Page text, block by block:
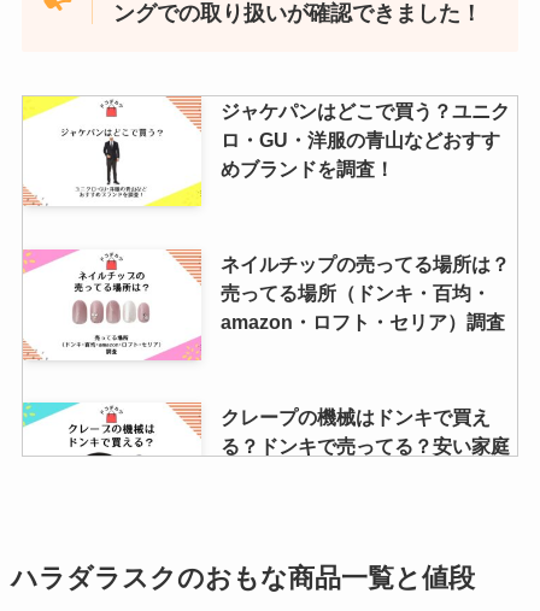
ングでの取り扱いが確認できました！
ジャケパンはどこで買う？ユニク
ロ・GU・洋服の青山などおすす
めブランドを調査！
ネイルチップの売ってる場所は？
売ってる場所（ドンキ・百均・
amazon・ロフト・セリア）調査
クレープの機械はドンキで買え
る？ドンキで売ってる？安い家庭
イロカ柔軟剤が生産終了した？理
ハラダラスクのおもな商品一覧と値段